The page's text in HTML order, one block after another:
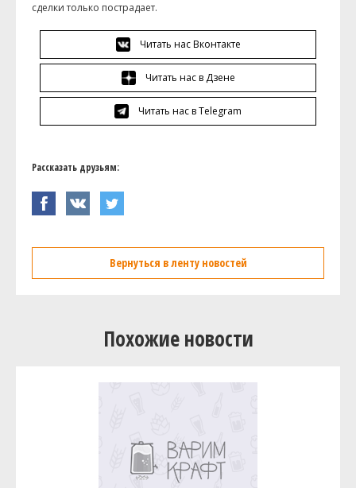
сделки только пострадает.
Читать нас Вконтакте
Читать нас в Дзене
Читать нас в Telegram
Рассказать друзьям:
Вернуться в ленту новостей
Похожие новости